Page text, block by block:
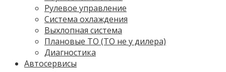
Рулевое управление
Система охлаждения
Выхлопная система
Плановые ТО (ТО не у дилера)
Диагностика
Автосервисы